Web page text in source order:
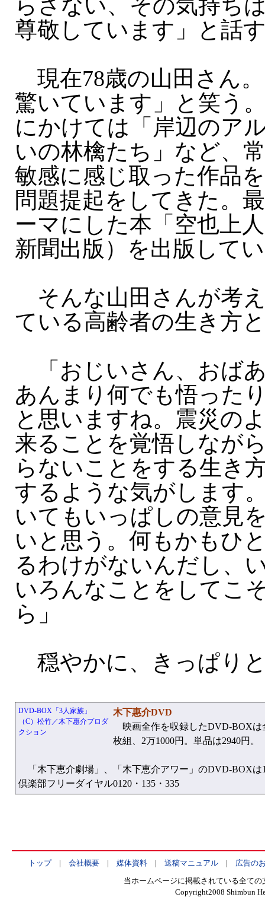
らさない、その気持ち
尊敬しています」と話
現在78歳の山田さん
驚いています」と笑う
にかけては「岸辺のア
いの林檎たち」など、
敏感に感じ取った作品
問題提起をしてきた。
ーマにした本「空也上
新聞出版）を出版して
そんな山田さんが考
ている高齢者の生き方
「おじいさん、おば
あんまり何でも悟った
と思いますね。震災の
来ることを覚悟しなが
らないことをする生き
するような気がします
いてもいっぱしの意見
いと思う。何もかもひ
るわけがないんだし、
いろんなことをしてこ
ら」
穏やかに、きっぱり
DVD-BOX「3人家族」
（C）松竹／木下惠介プロダ
クション
木下惠介DVD
映画全作を収録したDVD-BOXは
枚組、2万1000円。単品は2940円。
「木下恵介劇場」、「木下恵介アワー」のDVD-BOXは
倶楽部フリーダイヤル0120・135・335
トップ| 会社概要| 媒体資料| 送稿マニュアル| 広告の
当ホームページに掲載されている全て
Copyright2008 Shimbun